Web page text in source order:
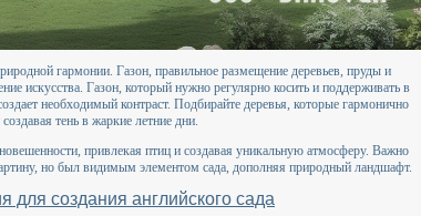
гармонии. Газон, правильное размещение деревьев, пруды и
искусства. Газон, который нужно регулярно косить и поддерживать в
необходимый контраст. Подбирайте деревья, которые гармонично
тень в жаркие летние дни.
привлекая птиц и создавая уникальную атмосферу. Важно
но был видимым элементом сада, дополняя природный ландшафт.
для создания английского сада